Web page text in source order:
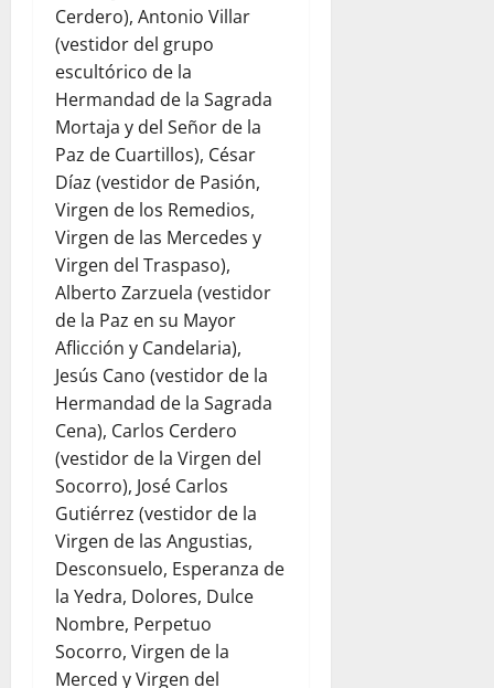
Cerdero), Antonio Villar
(vestidor del grupo
escultórico de la
Hermandad de la Sagrada
Mortaja y del Señor de la
Paz de Cuartillos), César
Díaz (vestidor de Pasión,
Virgen de los Remedios,
Virgen de las Mercedes y
Virgen del Traspaso),
Alberto Zarzuela (vestidor
de la Paz en su Mayor
Aflicción y Candelaria),
Jesús Cano (vestidor de la
Hermandad de la Sagrada
Cena), Carlos Cerdero
(vestidor de la Virgen del
Socorro), José Carlos
Gutiérrez (vestidor de la
Virgen de las Angustias,
Desconsuelo, Esperanza de
la Yedra, Dolores, Dulce
Nombre, Perpetuo
Socorro, Virgen de la
Merced y Virgen del